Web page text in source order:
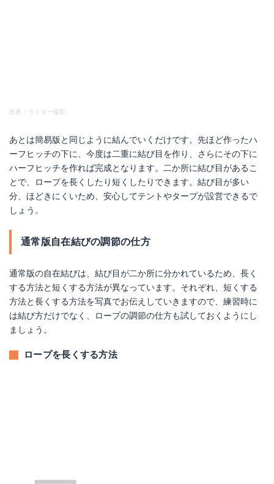
出典：ライター撮影
あとは簡易版と同じように結んでいくだけです。先ほど作ったハ
ーフヒッチの下に、今度は二重に結び目を作り、さらにその下に
ハーフヒッチを作れば完成となります。二か所に結び目があるこ
とで、ロープを長くしたり短くしたりできます。結び目が多い
分、ほどきにくいため、安心してテントやタープが設営できるで
しょう。
通常版自在結びの調節の仕方
通常版の自在結びは、結び目が二か所に分かれているため、長く
する方法と短くする方法が異なっています。それぞれ、短くする
方法と長くする方法を写真でお伝えしていきますので、練習時に
は結び方だけでなく、ロープの調節の仕方も試しておくようにし
ましょう。
ロープを長くする方法